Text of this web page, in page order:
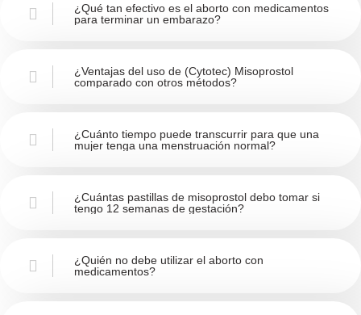
¿Qué tan efectivo es el aborto con medicamentos
para terminar un embarazo?
¿Ventajas del uso de (Cytotec) Misoprostol
comparado con otros métodos?
¿Cuánto tiempo puede transcurrir para que una
mujer tenga una menstruación normal?
¿Cuántas pastillas de misoprostol debo tomar si
tengo 12 semanas de gestación?
¿Quién no debe utilizar el aborto con
medicamentos?